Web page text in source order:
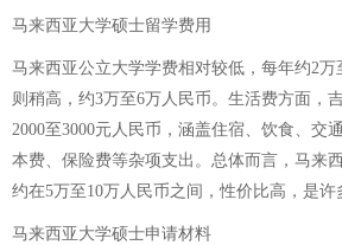
马来西亚大学硕士留学费用
马来西亚公立大学学费相对较低，每年约2
则稍高，约3万至6万人民币。生活费方面，
2000至3000元人民币，涵盖住宿、饮食、交
本费、保险费等杂项支出。总体而言，马来
约在5万至10万人民币之间，性价比高，是许
马来西亚大学硕士申请材料